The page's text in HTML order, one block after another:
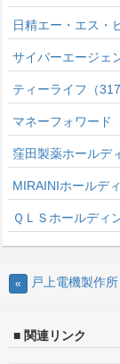
日精エー・エス・
サイバーエージェ
ティーライフ（
マネーフォワード
窪田製薬ホールデ
MIRAINIホールデ
ＱＬＳホールディ
« 戸上電機製作所
■ 関連リンク